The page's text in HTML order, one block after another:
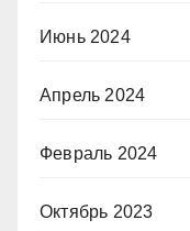
Июнь 2024
Апрель 2024
Февраль 2024
Октябрь 2023